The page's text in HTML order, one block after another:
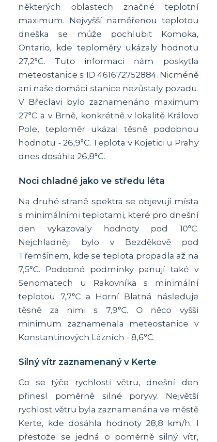
některých oblastech značné teplotní
maximum. Nejvyšší naměřenou teplotou
dneška se může pochlubit Komoka,
Ontario, kde teploměry ukázaly hodnotu
27,2°C. Tuto informaci nám poskytla
meteostanice s ID 461672752884. Nicméně
ani naše domácí stanice nezůstaly pozadu.
V Břeclavi bylo zaznamenáno maximum
27°C a v Brně, konkrétně v lokalitě Královo
Pole, teploměr ukázal těsně podobnou
hodnotu - 26,9°C. Teplota v Kojetici u Prahy
dnes dosáhla 26,8°C.
Noci chladné jako ve středu léta
Na druhé straně spektra se objevují místa
s minimálními teplotami, které pro dnešní
den vykazovaly hodnoty pod 10°C.
Nejchladněji bylo v Bezděkově pod
Třemšínem, kde se teplota propadla až na
7,5°C. Podobné podmínky panují také v
Senomatech u Rakovníka s minimální
teplotou 7,7°C a Horní Blatná následuje
těsně za nimi s 7,9°C. O něco vyšší
minimum zaznamenala meteostanice v
Konstantinových Lázních - 8,6°C.
Silný vítr zaznamenaný v Kerte
Co se týče rychlosti větru, dnešní den
přinesl poměrně silné poryvy. Největší
rychlost větru byla zaznamenána ve městě
Kerte, kde dosáhla hodnoty 28,8 km/h. I
přestože se jedná o poměrně silný vítr,